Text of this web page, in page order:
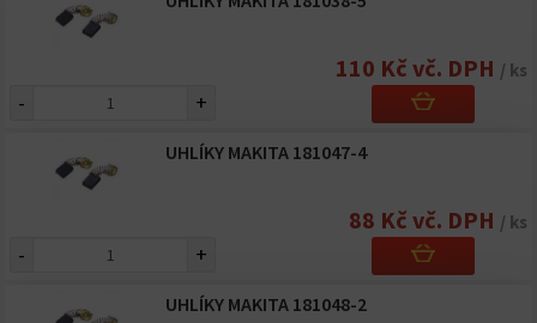
110 Kč vč. DPH / ks
- +
UHLÍKY MAKITA 181047-4
88 Kč vč. DPH / ks
- +
UHLÍKY MAKITA 181048-2